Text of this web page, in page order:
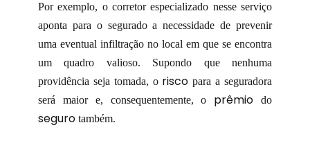
Por exemplo, o corretor especializado nesse serviço
aponta para o segurado a necessidade de prevenir
uma eventual infiltração no local em que se encontra
um quadro valioso. Supondo que nenhuma
providência seja tomada, o risco para a seguradora
será maior e, consequentemente, o prêmio do
seguro também.